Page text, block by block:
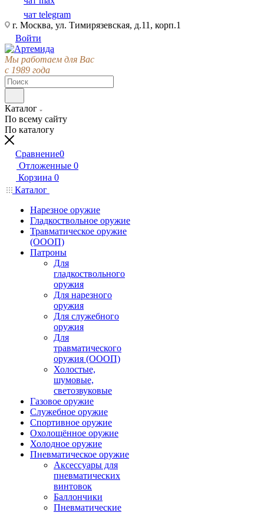
чат telegram
г. Москва, ул. Тимирязевская, д.11, корп.1
Войти
Мы работаем для Вас
с 1989 года
Каталог
По всему сайту
По каталогу
Сравнение0
Отложенные 0
Корзина 0
Каталог
Нарезное оружие
Гладкоствольное оружие
Травматическое оружие
(ОООП)
Патроны
Для
гладкоствольного
оружия
Для нарезного
оружия
Для служебного
оружия
Для
травматического
оружия (ОООП)
Холостые,
шумовые,
светозвуковые
Газовое оружие
Служебное оружие
Спортивное оружие
Охолощённое оружие
Холодное оружие
Пневматическое оружие
Аксессуары для
пневматических
винтовок
Баллончики
Пневматические